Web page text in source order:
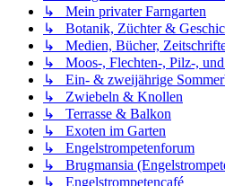
↳ Mein privater Farngarten
↳ Botanik, Züchter &
↳ Medien, Bücher,
↳ Moos-, Flechten-, Pilz-,
↳ Ein- & zweijährige
↳ Zwiebeln & Knollen
↳ Terrasse & Balkon
↳ Exoten im Garten
↳ Engelstrompetenforum
↳ Brugmansia
↳ Engelstrompetencafé